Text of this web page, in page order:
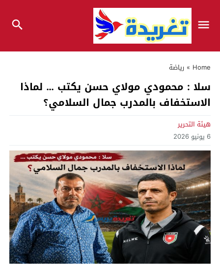
Home
» رياضة
سلا : محمودي مولاي حسن يكتب … لماذا
الاستخفاف بالمدرب جمال السلامي؟
هيئة التحرير
6 يونيو 2026